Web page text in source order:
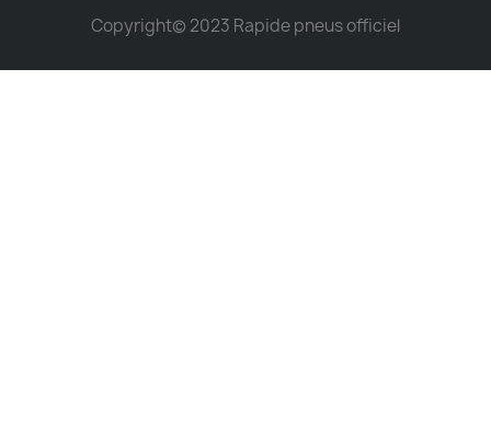
Copyright© 2023 Rapide pneus officiel